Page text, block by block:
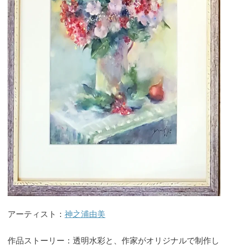
アーティスト： 神之浦由美
作品ストーリー：透明水彩と、作家がオリジナルで制作し